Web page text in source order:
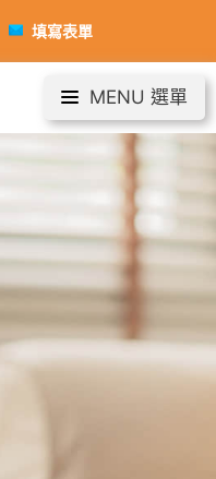
填寫表單
MENU 選單